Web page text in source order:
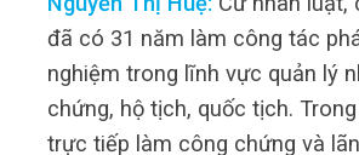
đã có 31 năm làm công tác
nghiệm trong lĩnh vực quản lý
chứng, hộ tịch, quốc tịch.
trực tiếp làm công chứng và